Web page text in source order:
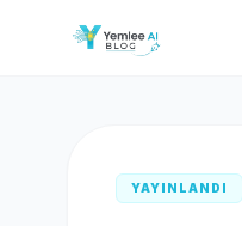
YAYINLANDI